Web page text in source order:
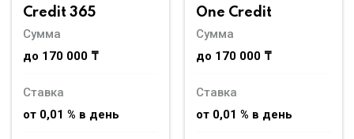
Credit 365
Сумма
до 170 000 ₸
Ставка
от 0,01 % в день
One Credit
Сумма
до 170 000 ₸
Ставка
от 0,01 % в день